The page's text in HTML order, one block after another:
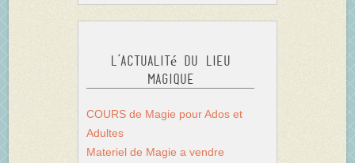
L’actualité du Lieu
Magique
COURS de Magie pour Ados et
Adultes
Materiel de Magie a vendre